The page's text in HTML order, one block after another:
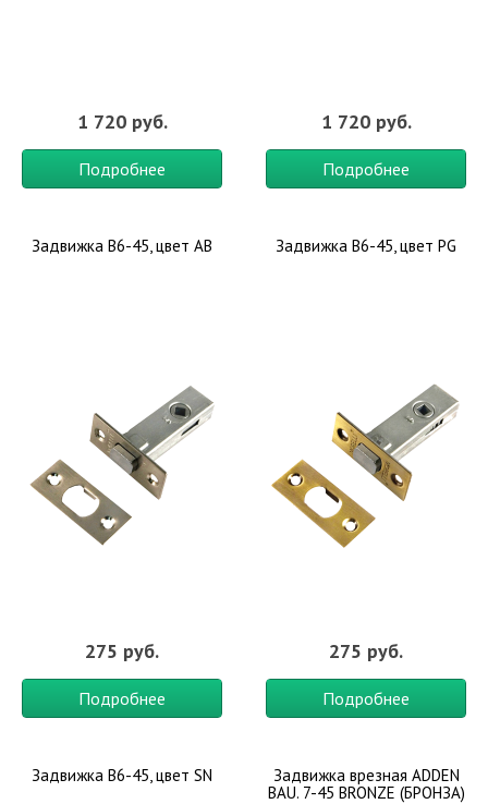
1 720 руб.
Подробнее
1 720 руб.
Подробнее
Задвижка B6-45, цвет AB
275 руб.
Подробнее
Задвижка B6-45, цвет PG
275 руб.
Подробнее
Задвижка B6-45, цвет SN
Задвижка врезная ADDEN
BAU. 7-45 BRONZE (БРОНЗА)